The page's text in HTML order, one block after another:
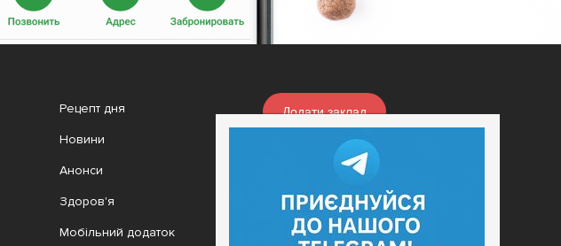
Рецепт дня
Новини
Анонси
Здоров'я
Мобільний додаток
Додати заклад
Конфіденційність
Умови